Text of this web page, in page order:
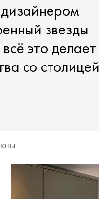
звезды
это делает
со столицей